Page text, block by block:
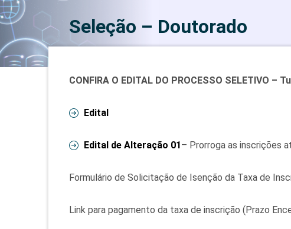
Seleção – Doutorado
CONFIRA O EDITAL DO PROCESSO SELETIVO –
Edital
Edital de Alteração 01– Prorroga as inscrições
Formulário de Solicitação de Isenção da Taxa de
Link para pagamento da taxa de inscrição (Prazo